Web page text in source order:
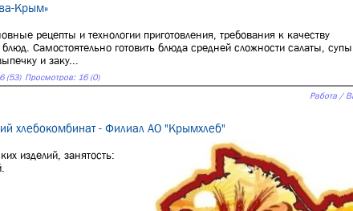
Крым»
рецепты и технологии приготовления, требования к качеству
Самостоятельно готовить блюда средней сложности салаты, супы,
и заку...
(53) Просмотров: 16 (0)
Работа /
хлебокомбинат - Филиал АО "Крымхлеб"
изделий, занятость: